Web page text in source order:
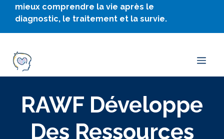
mieux comprendre la vie après le
diagnostic, le traitement et la survie.
RAWF Développe
Des Ressources